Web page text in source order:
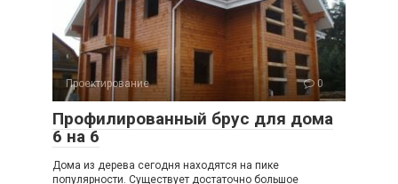
Проектирование 0
Профилированный брус для дома
6 на 6
Дома из дерева сегодня находятся на пике
популярности. Существует достаточно большое